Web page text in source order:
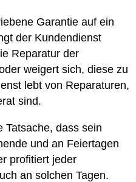
Garantie auf ein
der Kundendienst
Reparatur der
weigert sich, diese zu
lebt von Reparaturen,
sind.
Tatsache, dass sein
und an Feiertagen
profitiert jeder
an solchen Tagen.